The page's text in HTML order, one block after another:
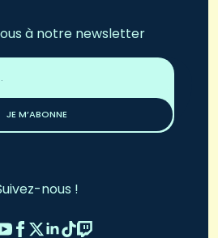
à notre newsletter
JE M’ABONNE
nous !